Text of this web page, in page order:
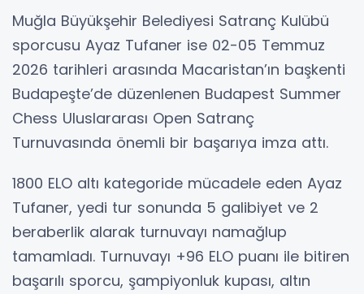
Muğla Büyükşehir Belediyesi Satranç Kulübü
sporcusu Ayaz Tufaner ise 02-05 Temmuz
2026 tarihleri arasında Macaristan’ın başkenti
Budapeşte’de düzenlenen Budapest Summer
Chess Uluslararası Open Satranç
Turnuvasında önemli bir başarıya imza attı.
1800 ELO altı kategoride mücadele eden Ayaz
Tufaner, yedi tur sonunda 5 galibiyet ve 2
beraberlik alarak turnuvayı namağlup
tamamladı. Turnuvayı +96 ELO puanı ile bitiren
başarılı sporcu, şampiyonluk kupası, altın